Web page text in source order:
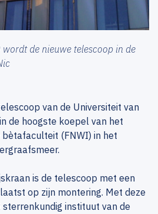
de nieuwe telescoop in de
van de Universiteit van
de hoogste koepel van het
bètafaculteit (FNWI) in het
is de telescoop met een
op zijn montering. Met deze
instituut van de